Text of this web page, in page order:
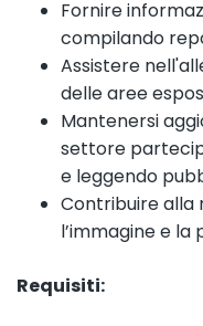
Fornire
compilando
Assistere
delle aree
Mantenersi
settore
e leggendo
Contribuire alla
l’immagine e
Requisiti: